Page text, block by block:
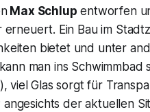
Max Schlup entworfen
erneuert. Ein Bau im
bietet und unter
man ins Schwimmbad
viel Glas sorgt für
der aktuellen